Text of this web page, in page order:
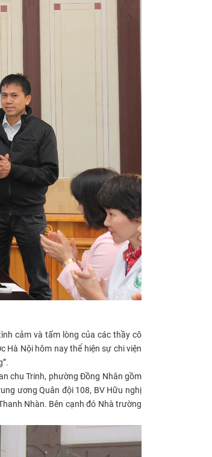
cảm và tấm lòng của các thầy cô
Hà Nội hôm nay thể hiện sự chi viện
chu Trinh, phường Đồng Nhân gồm
ương Quân đội 108, BV Hữu nghị
Nhàn. Bên cạnh đó Nhà trường